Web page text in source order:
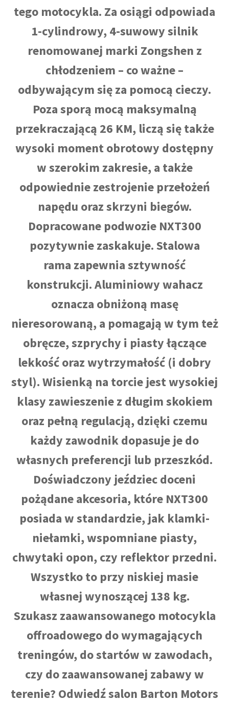
tego motocykla. Za osiągi odpowiada
1-cylindrowy, 4-suwowy silnik
renomowanej marki Zongshen z
chłodzeniem – co ważne –
odbywającym się za pomocą cieczy.
Poza sporą mocą maksymalną
przekraczającą 26 KM, liczą się także
wysoki moment obrotowy dostępny
w szerokim zakresie, a także
odpowiednie zestrojenie przełożeń
napędu oraz skrzyni biegów.
Dopracowane podwozie NXT300
pozytywnie zaskakuje. Stalowa
rama zapewnia sztywność
konstrukcji. Aluminiowy wahacz
oznacza obniżoną masę
nieresorowaną, a pomagają w tym też
obręcze, szprychy i piasty łączące
lekkość oraz wytrzymałość (i dobry
styl). Wisienką na torcie jest wysokiej
klasy zawieszenie z długim skokiem
oraz pełną regulacją, dzięki czemu
każdy zawodnik dopasuje je do
własnych preferencji lub przeszkód.
Doświadczony jeździec doceni
pożądane akcesoria, które NXT300
posiada w standardzie, jak klamki-
niełamki, wspomniane piasty,
chwytaki opon, czy reflektor przedni.
Wszystko to przy niskiej masie
własnej wynoszącej 138 kg.
Szukasz zaawansowanego motocykla
offroadowego do wymagających
treningów, do startów w zawodach,
czy do zaawansowanej zabawy w
terenie? Odwiedź salon Barton Motors